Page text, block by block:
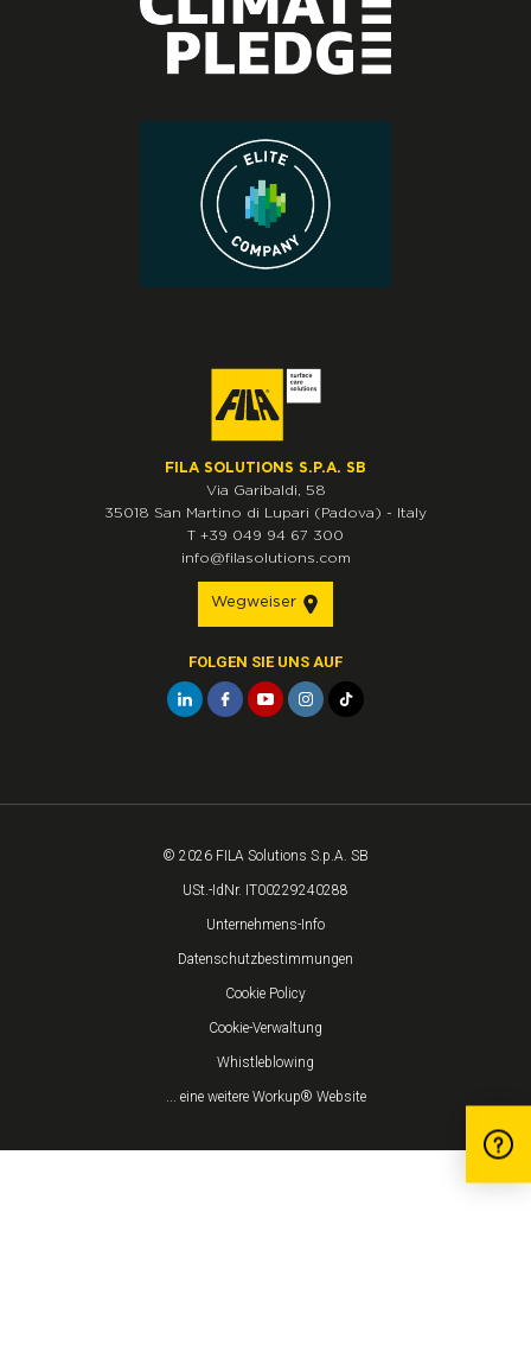
FILA SOLUTIONS S.P.A. SB
Via Garibaldi, 58
35018 San Martino di Lupari (Padova) - Italy
T +39 049 94 67 300
info@filasolutions.com
Wegweiser
FOLGEN SIE UNS AUF
© 2026 FILA Solutions S.p.A. SB
USt.-IdNr. IT00229240288
Unternehmens-Info
Datenschutzbestimmungen
Cookie Policy
Cookie-Verwaltung
Whistleblowing
... eine weitere Workup® Website